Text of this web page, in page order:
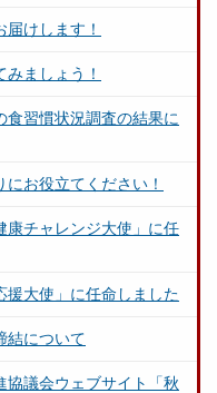
けします！
ましょう！
習慣状況調査の結果に
にお役立てください！
康チャレンジ大使」に任
援大使」に任命しました
結について
協議会ウェブサイト「秋